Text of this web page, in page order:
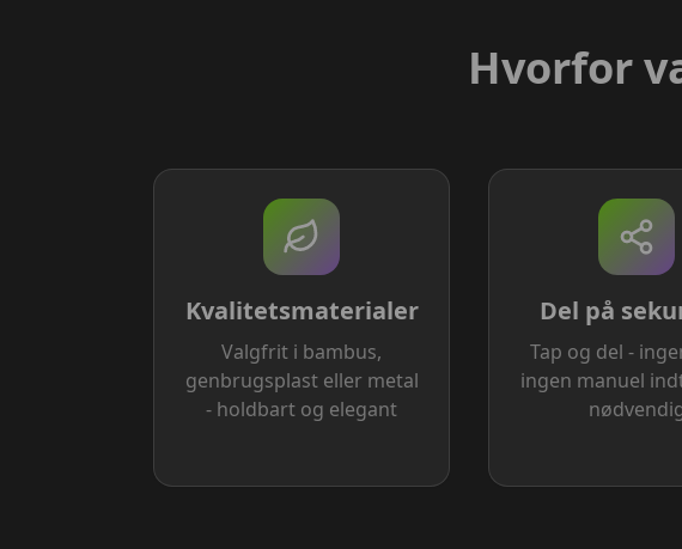
Hvorfor
Kvalitetsmaterialer
Valgfrit i bambus,
genbrugsplast eller metal
- holdbart og elegant
Del på
Tap og del -
ingen manuel